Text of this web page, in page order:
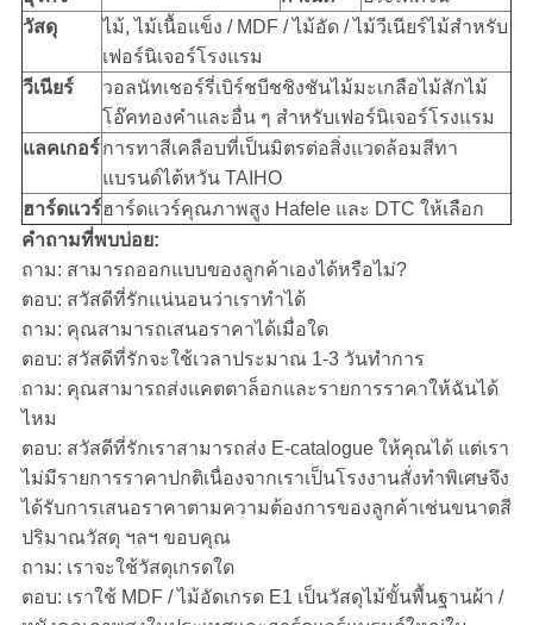
วัสดุ
ไม้, ไม้เนื้อแข็ง / MDF / ไม้อัด / ไม้วีเนียร์ไม้สำหรับ
เฟอร์นิเจอร์โรงแรม
วีเนียร์
วอลนัทเชอร์รี่เบิร์ชบีชชิงชันไม้มะเกลือไม้สักไม้
โอ๊คทองคำและอื่น ๆ สำหรับเฟอร์นิเจอร์โรงแรม
แลคเกอร์การทาสีเคลือบที่เป็นมิตรต่อสิ่งแวดล้อมสีทา
แบรนด์ไต้หวัน TAIHO
ฮาร์ดแวร์ฮาร์ดแวร์คุณภาพสูง Hafele และ DTC ให้เลือก
คำถามที่พบบ่อย:
ถาม: สามารถออกแบบของลูกค้าเองได้หรือไม่?
ตอบ: สวัสดีที่รักแน่นอนว่าเราทำได้
ถาม: คุณสามารถเสนอราคาได้เมื่อใด
ตอบ: สวัสดีที่รักจะใช้เวลาประมาณ 1-3 วันทำการ
ถาม: คุณสามารถส่งแคตตาล็อกและรายการราคาให้ฉันได้
ไหม
ตอบ: สวัสดีที่รักเราสามารถส่ง E-catalogue ให้คุณได้ แต่เรา
ไม่มีรายการราคาปกติเนื่องจากเราเป็นโรงงานสั่งทำพิเศษจึง
ได้รับการเสนอราคาตามความต้องการของลูกค้าเช่นขนาดสี
ปริมาณวัสดุ ฯลฯ ขอบคุณ
ถาม: เราจะใช้วัสดุเกรดใด
ตอบ: เราใช้ MDF / ไม้อัดเกรด E1 เป็นวัสดุไม้ขั้นพื้นฐานผ้า /